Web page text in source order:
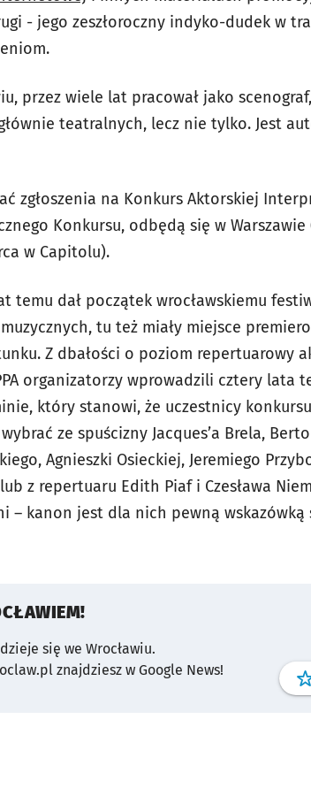
- jego zeszłoroczny indyko-dudek w
przez wiele lat pracował jako
teatralnych, lecz nie tylko. Jest
zgłoszenia na Konkurs Aktorskiej
Konkursu, odbędą się w Warszawie
w Capitolu).
temu dał początek wrocławskiemu
tu też miały miejsce
Z dbałości o poziom repertuarowy
organizatorzy wprowadzili cztery lata
który stanowi, że uczestnicy
ze spuścizny Jacques’a Brela,
Agnieszki Osieckiej, Jeremiego
z repertuaru Edith Piaf i Czesława
– kanon jest dla nich pewną
się we Wrocławiu.
znajdziesz w Google News!